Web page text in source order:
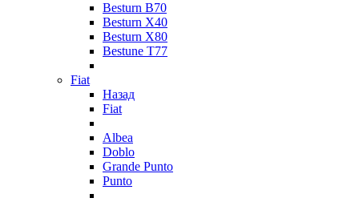
Besturn B70
Besturn X40
Besturn X80
Bestune T77
Fiat
Назад
Fiat
Albea
Doblo
Grande Punto
Punto